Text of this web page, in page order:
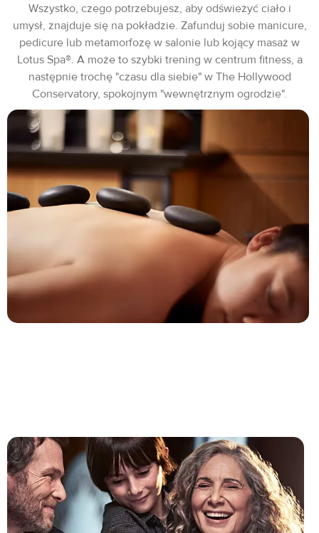
Wszystko, czego potrzebujesz, aby odświeżyć ciało i
umysł, znajduje się na pokładzie. Zafunduj sobie manicure,
pedicure lub metamorfozę w salonie lub kojący masaż w
Lotus Spa®. A może to szybki trening w centrum fitness, a
następnie trochę "czasu dla siebie" w The Hollywood
Conservatory, spokojnym "wewnętrznym ogrodzie".